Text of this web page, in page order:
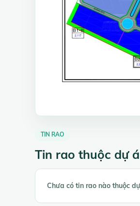
TIN RAO
Tin rao thuộc dự
Chưa có tin rao nào thuộc